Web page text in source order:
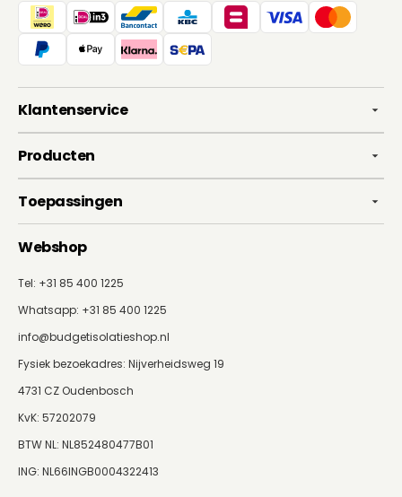
Klantenservice
Producten
Toepassingen
Webshop
Tel: +31 85 400 1225
Whatsapp: +31 85 400 1225
info@budgetisolatieshop.nl
Fysiek bezoekadres: Nijverheidsweg 19
4731 CZ Oudenbosch
KvK: 57202079
BTW NL: NL852480477B01
ING: NL66INGB0004322413